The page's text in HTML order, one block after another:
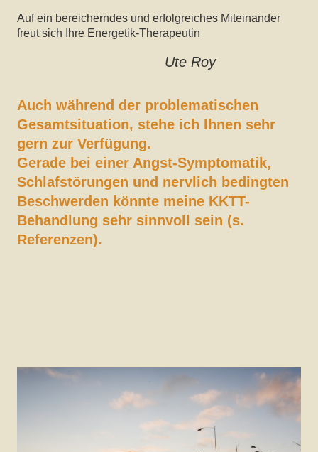
Auf ein bereicherndes und erfolgreiches Miteinander
freut sich Ihre Energetik-Therapeutin
Ute Roy
Auch während der problematischen
Gesamtsituation, stehe ich Ihnen sehr
gern zur Verfügung.
Gerade bei einer Angst-Symptomatik,
Schlafstörungen und nervlich bedingten
Beschwerden könnte meine KKTT-
Behandlung sehr sinnvoll sein (s.
Referenzen).